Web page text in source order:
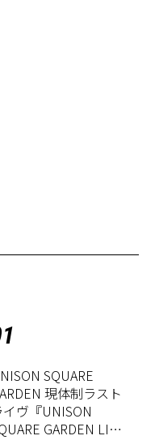
SQUARE
現体制ラスト
イヴ『UNISON
GARDEN LIVE